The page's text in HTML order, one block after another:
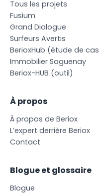
Tous les projets
Fusium
Grand Dialogue
Surfeurs Avertis
BerioxHub (étude de cas
Immobilier Saguenay
Beriox-HUB (outil)
À propos
À propos de Beriox
L’expert derrière Beriox
Contact
Blogue et glossaire
Blogue